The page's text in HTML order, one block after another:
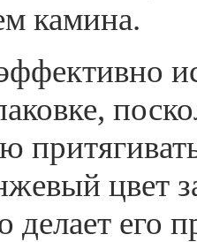
камина.
цвет
делает его